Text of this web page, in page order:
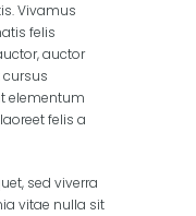
Vivamus
felis
auctor
cursus
elementum
felis a
sed viverra
vitae nulla sit